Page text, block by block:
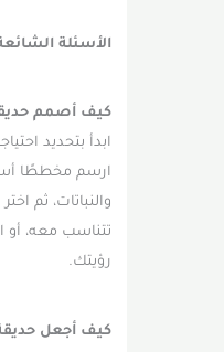
الأسئلة الشائعة
كيف أصمم حديقة
ابدأ بتحديد
ارسم مخططًا
والنباتات، ثم اختر
تتناسب معه، أو
رؤيتك.
كيف أجعل حديقة